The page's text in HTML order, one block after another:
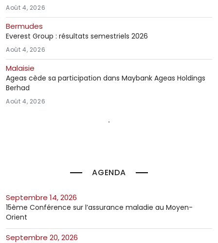
AGENDA
septembre 14, 2026
15ème Conférence sur l’assurance maladie au Moyen-
Orient
septembre 20, 2026
Août 4, 2026
Bermudes
Everest Group : résultats semestriels 2026
Août 4, 2026
Malaisie
Ageas cède sa participation dans Maybank Ageas Holdings
Berhad
Août 4, 2026